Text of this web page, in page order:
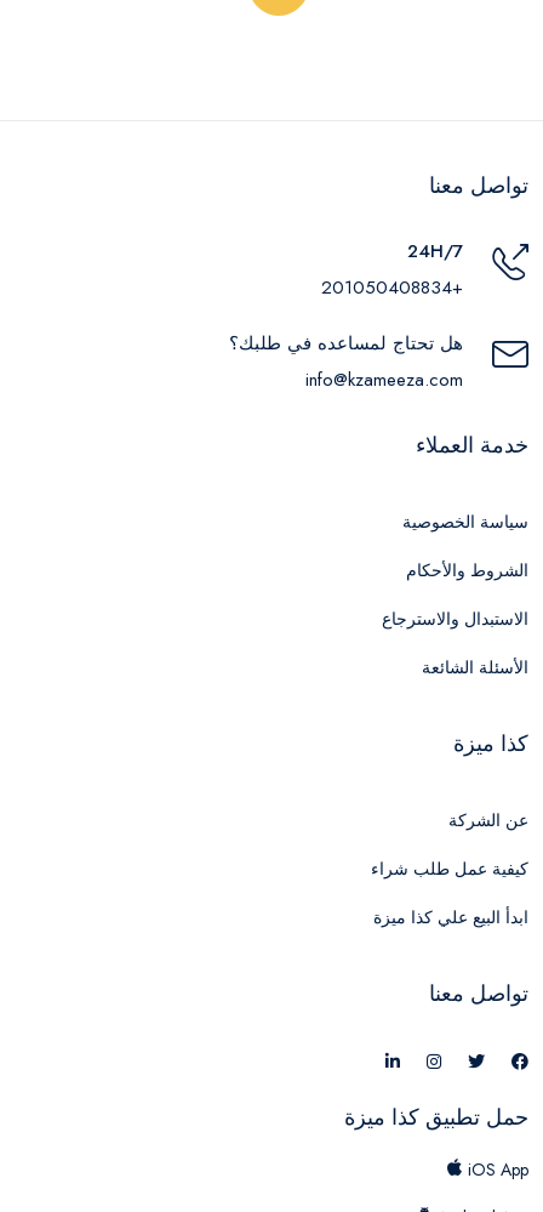
تواصل معنا
24H/7
+201050408834
هل تحتاج لمساعده في طلبك؟
info@kzameeza.com
خدمة العملاء
سياسة الخصوصية
الشروط والأحكام
الاستبدال والاسترجاع
الأسئلة الشائعة
كذا ميزة
عن الشركة
كيفية عمل طلب شراء
ابدأ البيع علي كذا ميزة
تواصل معنا
حمل تطبيق كذا ميزة
iOS App